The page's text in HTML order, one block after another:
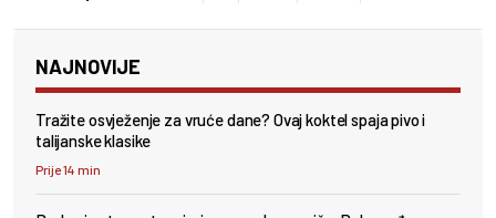
NAJNOVIJE
Tražite osvježenje za vruće dane? Ovaj koktel spaja pivo i
talijanske klasike
Prije 14 min